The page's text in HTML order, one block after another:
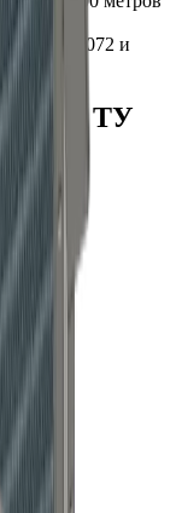
в
1072x1072 и
ТУ